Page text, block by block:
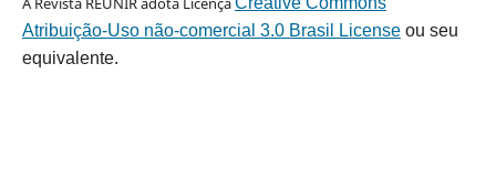
Atribuição-Uso não-comercial 3.0 Brasil Licenseou seu
equivalente.